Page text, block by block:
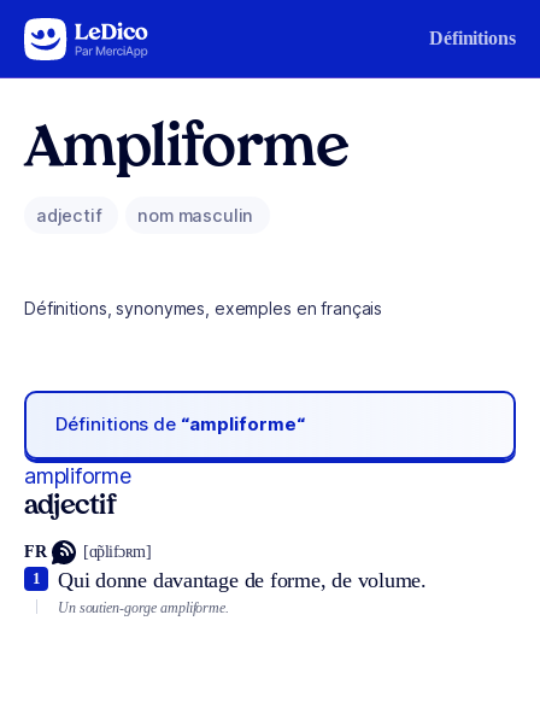
Aller au contenu Définitions
Ampliforme
adjectif nom masculin
Définitions, synonymes, exemples en français
Définitions de “ampliforme“
ampliforme
adjectif
FR [ɑ̃plifɔʀm]
Qui donne davantage de forme, de volume.
1
Un soutien-gorge ampliforme.